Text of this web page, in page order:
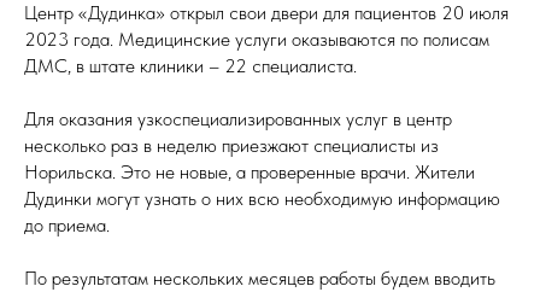
Центр «Дудинка» открыл свои двери для пациентов 20 июля
2023 года. Медицинские услуги оказываются по полисам
ДМС, в штате клиники – 22 специалиста.
Для оказания узкоспециализированных услуг в центр
несколько раз в неделю приезжают специалисты из
Норильска. Это не новые, а проверенные врачи. Жители
Дудинки могут узнать о них всю необходимую информацию
до приема.
По результатам нескольких месяцев работы будем вводить